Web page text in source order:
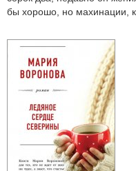
бы хорошо, но махинации,